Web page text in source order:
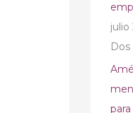
julio
Dos